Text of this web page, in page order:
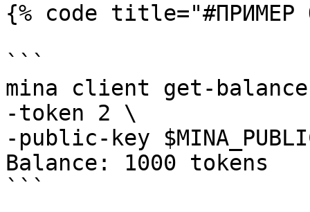
{% code title="#ПРИМЕР
```
mina client get-
-token 2 \
-public-key
Balance: 1000 tokens
```